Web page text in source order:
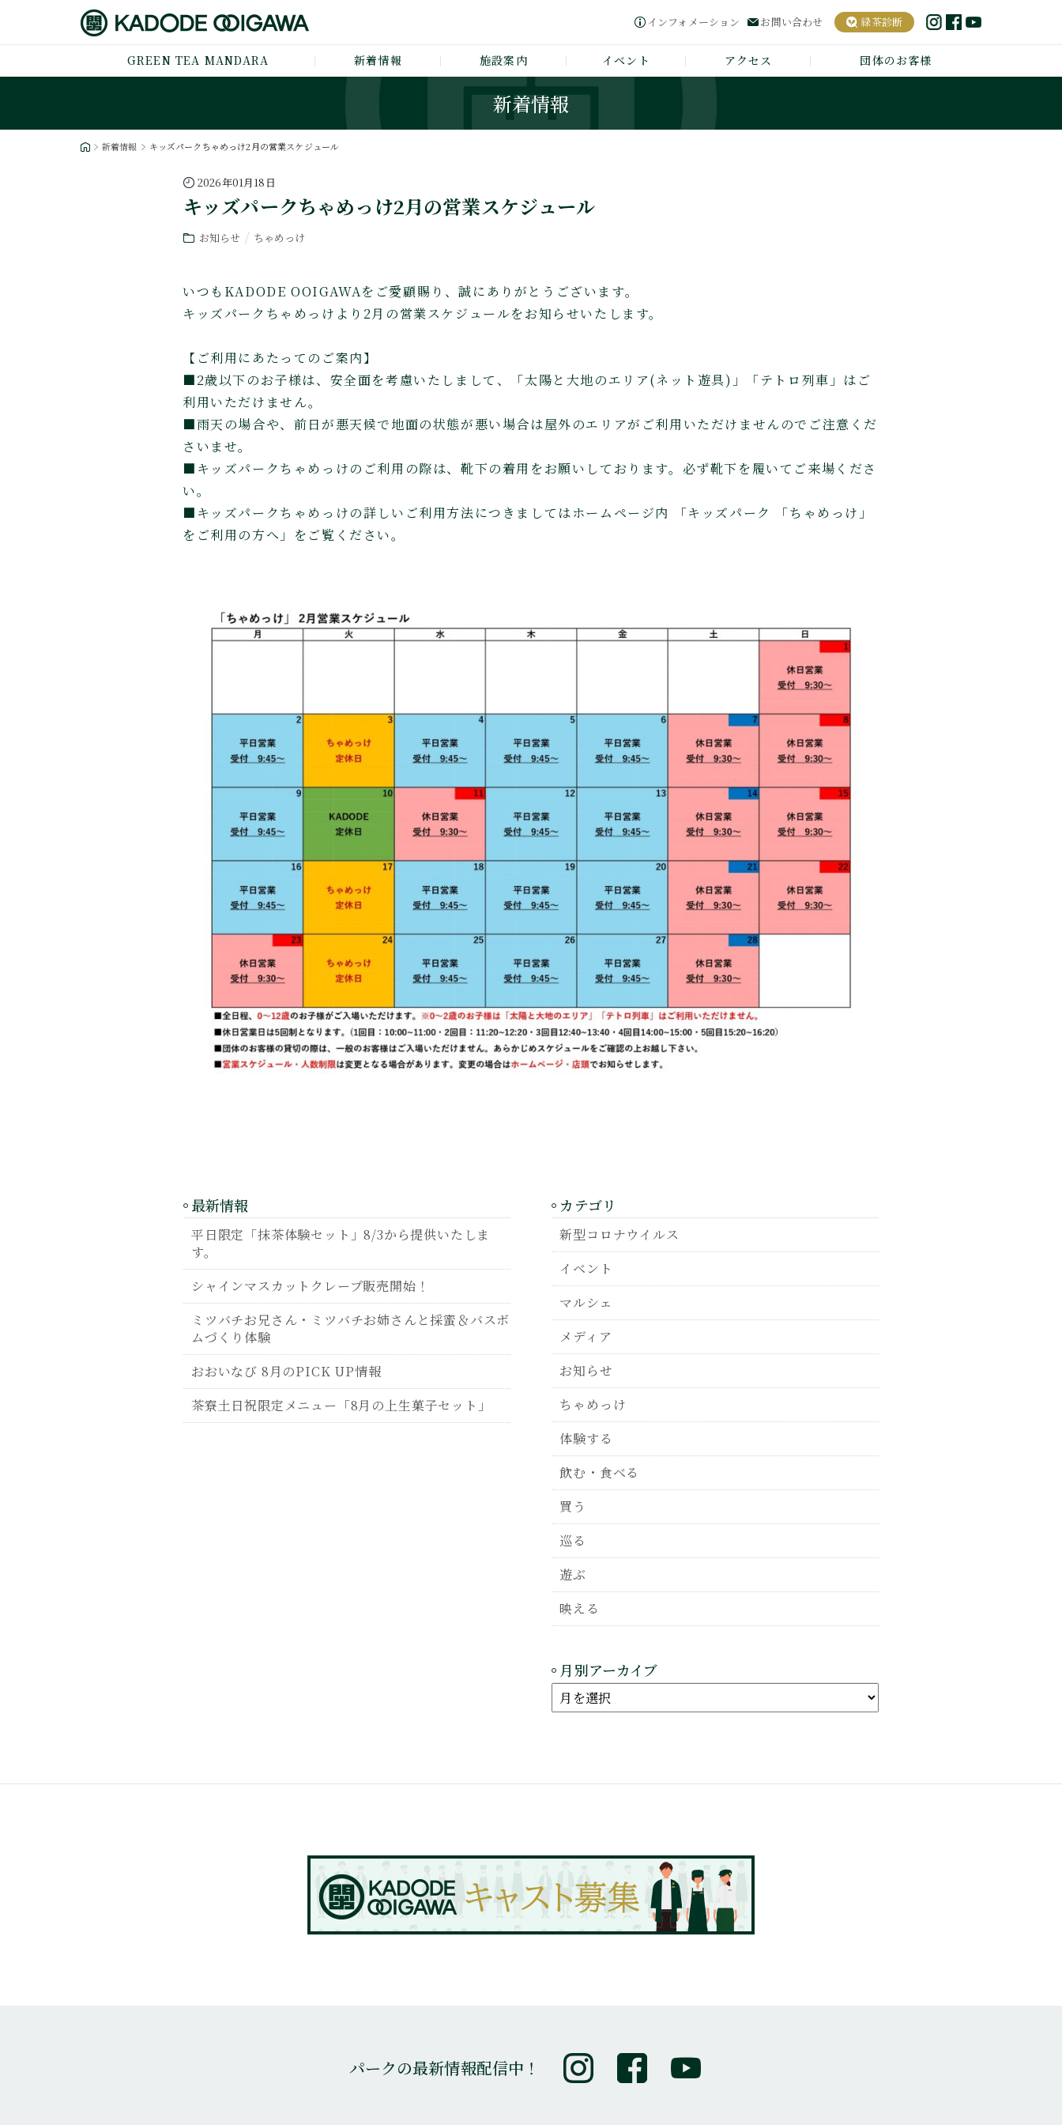
インフォメーション お問い合わせ 緑茶診断
GREEN TEA MANDARA 新着情報 施設案内 イベント アクセス 団体のお客様
新着情報
新着情報 キッズパークちゃめっけ2月の営業スケジュール
2026年01月18日
キッズパークちゃめっけ2月の営業スケジュール
お知らせ ちゃめっけ
いつもKADODE OOIGAWAをご愛顧賜り、誠にありがとうございます。
キッズパークちゃめっけより2月の営業スケジュールをお知らせいたします。
【ご利用にあたってのご案内】
■2歳以下のお子様は、安全面を考慮いたしまして、「太陽と大地のエリア(ネット遊具)」「テトロ列車」はご
利用いただけません。
■雨天の場合や、前日が悪天候で地面の状態が悪い場合は屋外のエリアがご利用いただけませんのでご注意くだ
さいませ。
■キッズパークちゃめっけのご利用の際は、靴下の着用をお願いしております。必ず靴下を履いてご来場くださ
い。
■キッズパークちゃめっけの詳しいご利用方法につきましてはホームページ内 「キッズパーク 「ちゃめっけ」
をご利用の方へ」をご覧ください。
最新情報
平日限定「抹茶体験セット」8/3から提供いたしま
す。
シャインマスカットクレープ販売開始！
ミツバチお兄さん・ミツバチお姉さんと採蜜＆バスボ
ムづくり体験
おおいなび 8月のPICK UP情報
茶寮土日祝限定メニュー「8月の上生菓子セット」
カテゴリ
新型コロナウイルス
イベント
マルシェ
メディア
お知らせ
ちゃめっけ
体験する
飲む・食べる
買う
巡る
遊ぶ
映える
月別アーカイブ
パークの最新情報配信中！